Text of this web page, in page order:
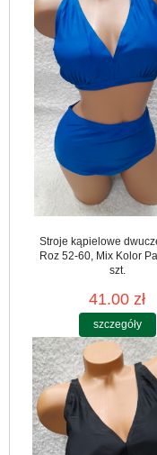
Stroje kąpielowe
Roz 52-60, Mix Kolor
szt.
41.00 zł
szczegóły